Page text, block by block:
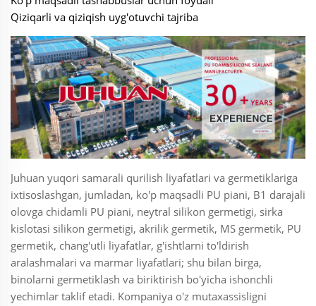
Qiziqarli va qiziqish uyg'otuvchi tajriba
Juhuan yuqori samarali qurilish liyafatlari va germetiklariga
ixtisoslashgan, jumladan, ko'p maqsadli PU piani, B1 darajali
olovga chidamli PU piani, neytral silikon germetigi, sirka
kislotasi silikon germetigi, akrilik germetik, MS germetik, PU
germetik, chang'utli liyafatlar, g'ishtlarni to'ldirish
aralashmalari va marmar liyafatlari; shu bilan birga,
binolarni germetiklash va biriktirish bo'yicha ishonchli
yechimlar taklif etadi. Kompaniya o'z mutaxassisligni